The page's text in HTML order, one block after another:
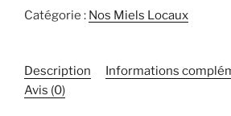
Catégorie : Nos Miels Locaux
Description
Informations
Avis (0)